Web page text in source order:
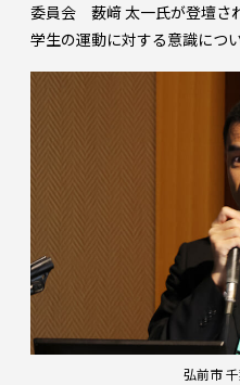
委員会 薮﨑 太一氏が登壇さ
学生の運動に対する意識につ
弘前市